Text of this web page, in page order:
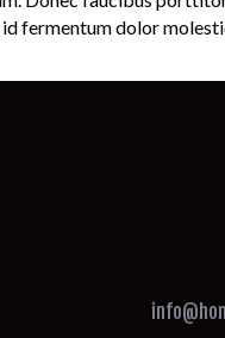
fermentum dolor